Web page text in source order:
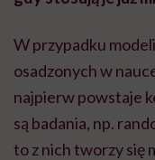
W przypadku
osadzonych w
najpierw powstaje
są badania, np.
to z nich tworzy się